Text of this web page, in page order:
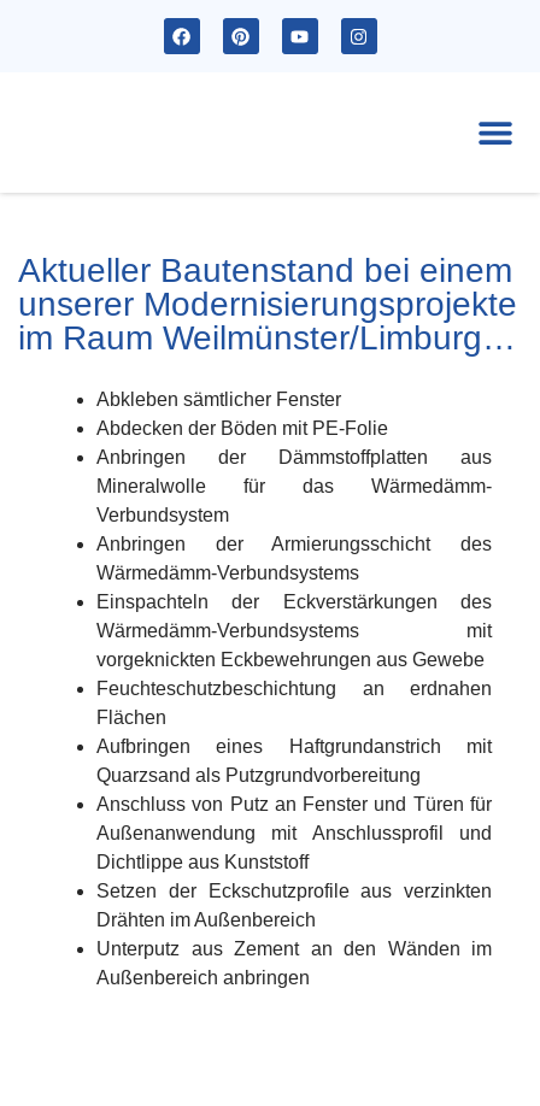
Aktueller Bautenstand bei einem
unserer Modernisierungsprojekte
im Raum Weilmünster/Limburg…
Abkleben sämtlicher Fenster
Abdecken der Böden mit PE-Folie
Anbringen der Dämmstoffplatten aus
Mineralwolle für das Wärmedämm-
Verbundsystem
Anbringen der Armierungsschicht des
Wärmedämm-Verbundsystems
Einspachteln der Eckverstärkungen des
Wärmedämm-Verbundsystems mit
vorgeknickten Eckbewehrungen aus Gewebe
Feuchteschutzbeschichtung an erdnahen
Flächen
Aufbringen eines Haftgrundanstrich mit
Quarzsand als Putzgrundvorbereitung
Anschluss von Putz an Fenster und Türen für
Außenanwendung mit Anschlussprofil und
Dichtlippe aus Kunststoff
Setzen der Eckschutzprofile aus verzinkten
Drähten im Außenbereich
Unterputz aus Zement an den Wänden im
Außenbereich anbringen